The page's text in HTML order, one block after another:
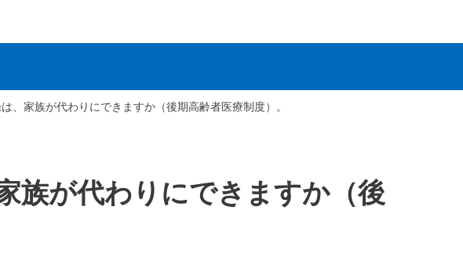
、家族が代わりにできますか（後期高齢者医療制度）。
族が代わりにできますか（後